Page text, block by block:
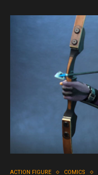
ACTION FIGURE COMICS